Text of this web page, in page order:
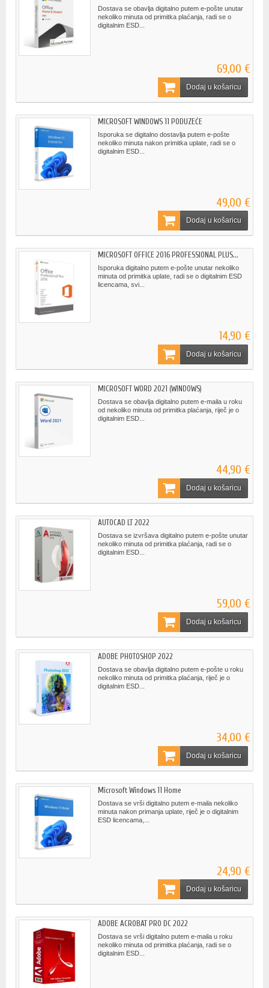
Dostava se obavlja digitalno putem e-pošte unutar
nekoliko minuta od primitka plaćanja, radi se o
digitalnim ESD...
69,00 €
Dodaj u košaricu
MICROSOFT WINDOWS 11 PODUZEĆE
Isporuka se digitalno dostavlja putem e-pošte
nekoliko minuta nakon primitka uplate, radi se o
digitalnim ESD...
49,00 €
Dodaj u košaricu
MICROSOFT OFFICE 2016 PROFESSIONAL PLUS...
Isporuka digitalno putem e-pošte unutar nekoliko
minuta od primitka uplate, radi se o digitalnim ESD
licencama, svi...
14,90 €
Dodaj u košaricu
MICROSOFT WORD 2021 (WINDOWS)
Dostava se obavlja digitalno putem e-maila u roku
od nekoliko minuta od primitka plaćanja, riječ je o
digitalnim ESD...
44,90 €
Dodaj u košaricu
AUTOCAD LT 2022
Dostava se izvršava digitalno putem e-pošte unutar
nekoliko minuta od primitka plaćanja, radi se o
digitalnim ESD...
59,00 €
Dodaj u košaricu
ADOBE PHOTOSHOP 2022
Dostava se obavlja digitalno putem e-pošte u roku
nekoliko minuta od primitka plaćanja, riječ je o
digitalnim ESD...
34,00 €
Dodaj u košaricu
Microsoft Windows 11 Home
Dostava se vrši digitalno putem e-maila nekoliko
minuta nakon primanja uplate, riječ je o digitalnim
ESD licencama,...
24,90 €
Dodaj u košaricu
ADOBE ACROBAT PRO DC 2022
Dostava se vrši digitalno putem e-maila u roku
nekoliko minuta od primitka plaćanja, radi se o
digitalnim ESD...